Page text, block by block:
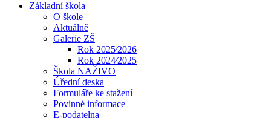
Základní škola
O škole
Aktuálně
Galerie ZŠ
Rok 2025⁄2026
Rok 2024⁄2025
Škola NAŽIVO
Úřední deska
Formuláře ke stažení
Povinné informace
E-podatelna